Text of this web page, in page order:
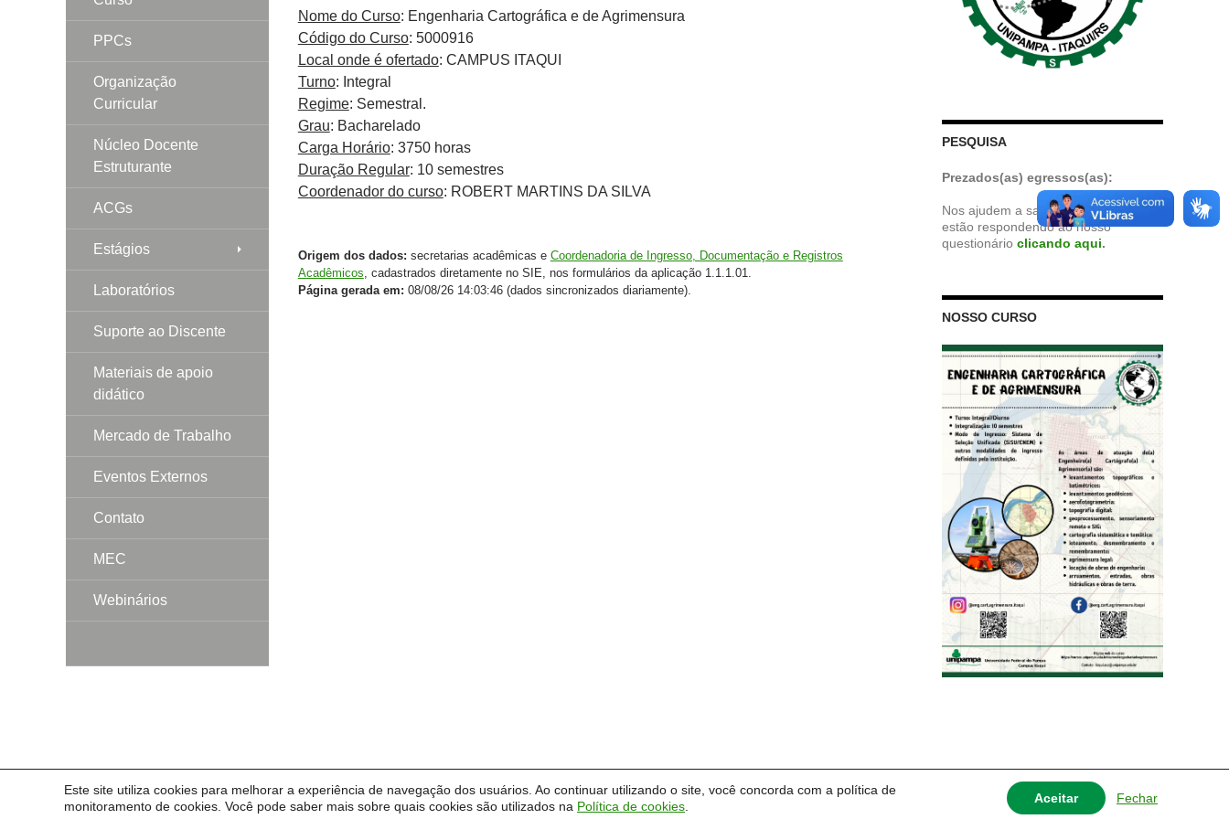
Este site utiliza cookies para melhorar a experiência de navegação dos usuários. Ao continuar utilizando o site, você concorda com a política de
monitoramento de cookies. Você pode saber mais sobre quais cookies são utilizados na Política de cookies
Aceitar Fechar
Nome do Curso: Engenharia Cartográfica e de Agrimensura
Código do Curso: 5000916
Local onde é ofertado: CAMPUS ITAQUI
Turno: Integral
Regime: Semestral.
Grau: Bacharelado
Carga Horário: 3750 horas
Duração Regular: 10 semestres
Coordenador do curso: ROBERT MARTINS DA SILVA
Origem dos dados: secretarias acadêmicas e Coordenadoria de Ingresso, Documentação e Registros
Acadêmicos , cadastrados diretamente no SIE, nos formulários da aplicação 1.1.1.01.
Página gerada em: 08/08/26 14:03:46 (dados sincronizados diariamente).
PESQUISA
Prezados(as) egressos(as):
Nos ajudem a saber onde vocês
estão respondendo ao nosso
questionário clicando aqui.
NOSSO CURSO
PPCs
Organização
Curricular
Núcleo Docente
Estruturante
ACGs
Estágios
Laboratórios
Suporte ao Discente
Materiais de apoio
didático
Mercado de Trabalho
Eventos Externos
Contato
MEC
Webinários
© 2014 Universidade Federal do Pampa - UNIPAMPA